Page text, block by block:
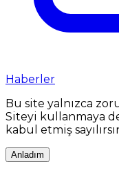
Haberler
Bu site yalnızca
Siteyi kullanmaya
kabul etmiş
Anladım